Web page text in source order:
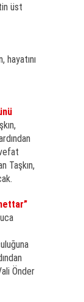
üst
hayatını
Taşkın,
Önder